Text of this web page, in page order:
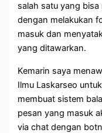
salah satu yang
dengan melakukan
masuk dan
yang ditawarkan.
Kemarin saya
Ilmu Laskarseo
membuat sistem
pesan yang masuk
via chat dengan